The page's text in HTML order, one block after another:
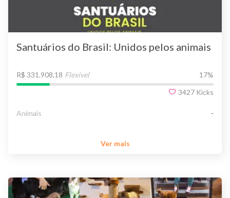
Santuários do Brasil: Unidos pelos animais
R$ 331.908,18 Flexível 17%
3427 Kicks
Animais -
Ver mais